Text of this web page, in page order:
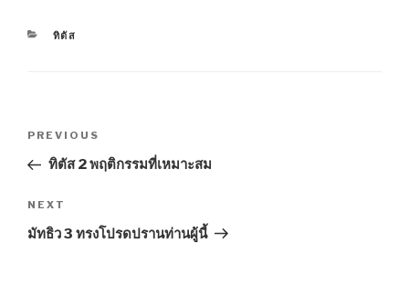
CATEGORIES
ทิตัส
navigation
Previous
Post
PREVIOUS
ทิตัส 2 พฤติกรรมที่เหมาะสม
Next
Post
NEXT
มัทธิว 3 ทรงโปรดปรานท่านผู้นี้